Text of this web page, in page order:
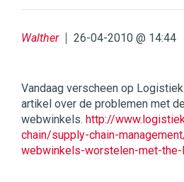
Walther 26-04-2010 @ 14:44
Vandaag verscheen op
artikel over de problemen met
webwinkels. http://
chain/supply-chain-
webwinkels-worstelen-met-the-